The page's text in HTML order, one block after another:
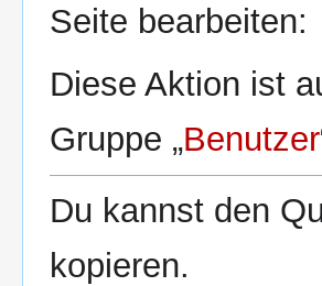
Seite bearbeiten:
Diese Aktion ist
Gruppe „Benutzer
Du kannst den
kopieren.